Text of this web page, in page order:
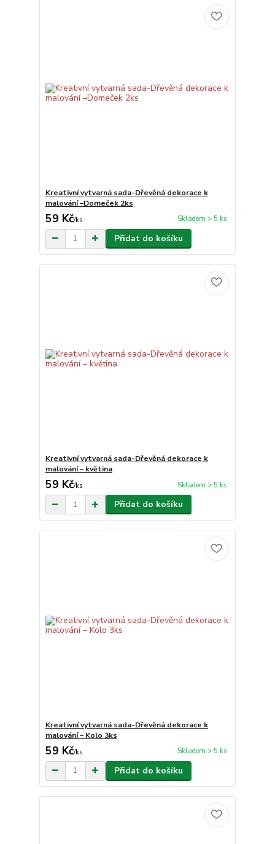
Kreativní vytvarná sada-Dřevěná dekorace k
malování –Domeček 2ks
59 Kč/ks Skladem > 5 ks
Přidat do košíku
Kreativní vytvarná sada-Dřevěná dekorace k
malování – květina
59 Kč/ks Skladem > 5 ks
Přidat do košíku
Kreativní vytvarná sada-Dřevěná dekorace k
malování – Kolo 3ks
59 Kč/ks Skladem > 5 ks
Přidat do košíku